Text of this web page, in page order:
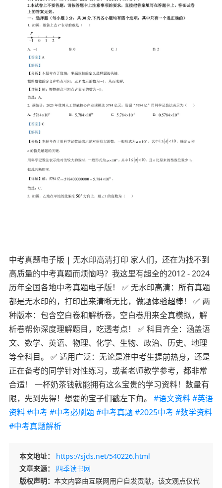
中考真题电子版 | 无水印高清打印 家人们，还在为找不到
高质量的中考真题而烦恼吗？我这里有超全的2012 - 2024
历年全国各地中考真题电子版！ ✅ 无水印高清：所有真题
都是无水印的，打印出来清晰无比，做题体验超棒！ ✅ 两
种版本：包含空白卷和解析卷，空白卷用来全真模拟，解
析卷帮你深度理解题目，吃透考点！ ✅ 科目齐全：涵盖语
文、数学、英语、物理、化学、生物、政治、历史、地理
等全科目。 ✅ 适用广泛：无论是准中考生提前热身，还是
正在备考的同学针对性练习，或者老师教学参考，都非常
合适！ 一杯奶茶钱就能拥有这么宝贵的学习资料！数量有
限，先到先得！想要的宝子们戳左下角。 #语文资料#英语
资料#中考 #中考必刷题#中考真题#2025中考 #数学资料
#中考真题解析
本文地址：
https://sjds.net/540226.html
文章来源：
四季读书网
版权声明： 本文内容由互联网用户自发贡献，该文观点仅代